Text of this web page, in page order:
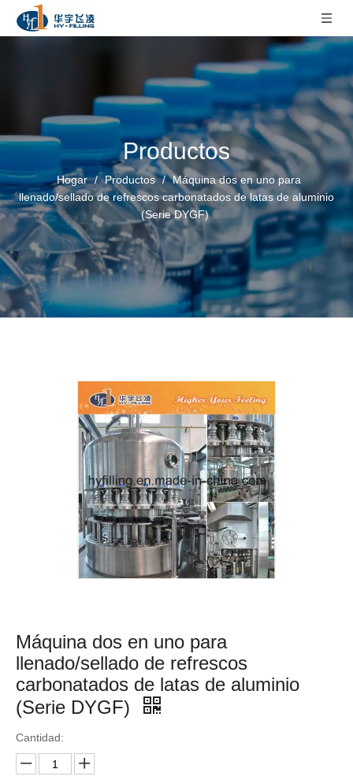
Productos
Hogar / Productos / Máquina dos en uno para
llenado/sellado de refrescos carbonatados de latas de aluminio
(Serie DYGF)
Máquina dos en uno para
llenado/sellado de refrescos
carbonatados de latas de aluminio
(Serie DYGF)
Cantidad: